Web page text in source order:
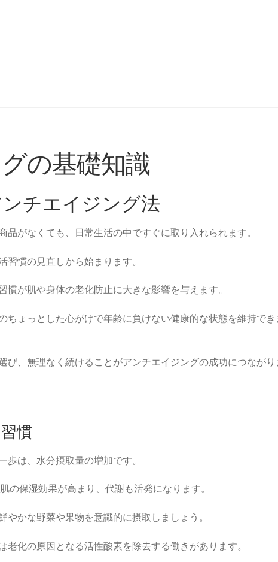
の基礎知識
チエイジング法
がなくても、日常生活の中ですぐに取り入れられます。
慣の見直しから始まります。
が肌や身体の老化防止に大きな影響を与えます。
ちょっとした心がけで年齢に負けない健康的な状態を維持でき
び、無理なく続けることがアンチエイジングの成功につながり
慣
は、水分摂取量の増加です。
の保湿効果が高まり、代謝も活発になります。
かな野菜や果物を意識的に摂取しましょう。
化の原因となる活性酸素を除去する働きがあります。